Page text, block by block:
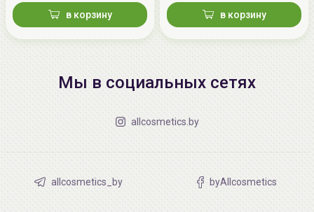
в корзину в корзину
Мы в социальных сетях
allcosmetics.by
allcosmetics_by byAllcosmetics